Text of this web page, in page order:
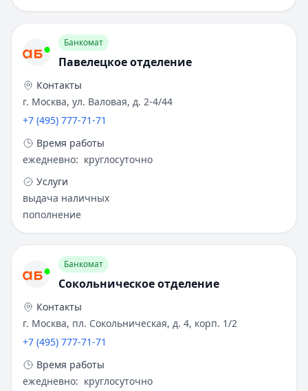
Банкомат
Павелецкое отделение
Контакты
г. Москва, ул. Валовая, д. 2-4/44
+7 (495) 777-71-71
Время работы
ежедневно: круглосуточно
Услуги
выдача наличных
пополнение
Банкомат
Сокольническое отделение
Контакты
г. Москва, пл. Сокольническая, д. 4, корп. 1/2
+7 (495) 777-71-71
Время работы
ежедневно: круглосуточно